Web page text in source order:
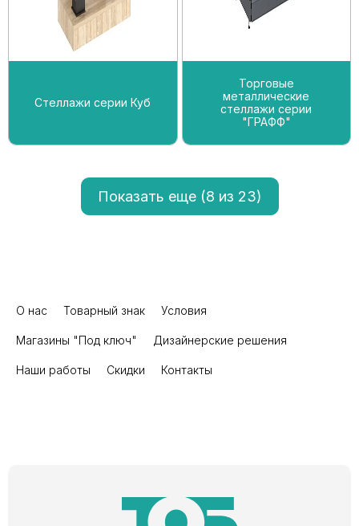
Стеллажи серии Куб
Торговые
металлические
стеллажи серии
"ГРАФФ"
Показать еще (8 из 23)
О нас Товарный знак Условия
Магазины "Под ключ" Дизайнерские решения
Наши работы Скидки Контакты